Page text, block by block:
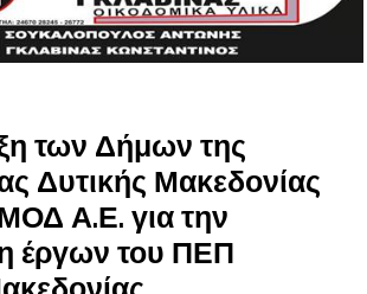
των Δήμων της
Δυτικής Μακεδονίας
Α.Ε. για την
έργων του ΠΕΠ